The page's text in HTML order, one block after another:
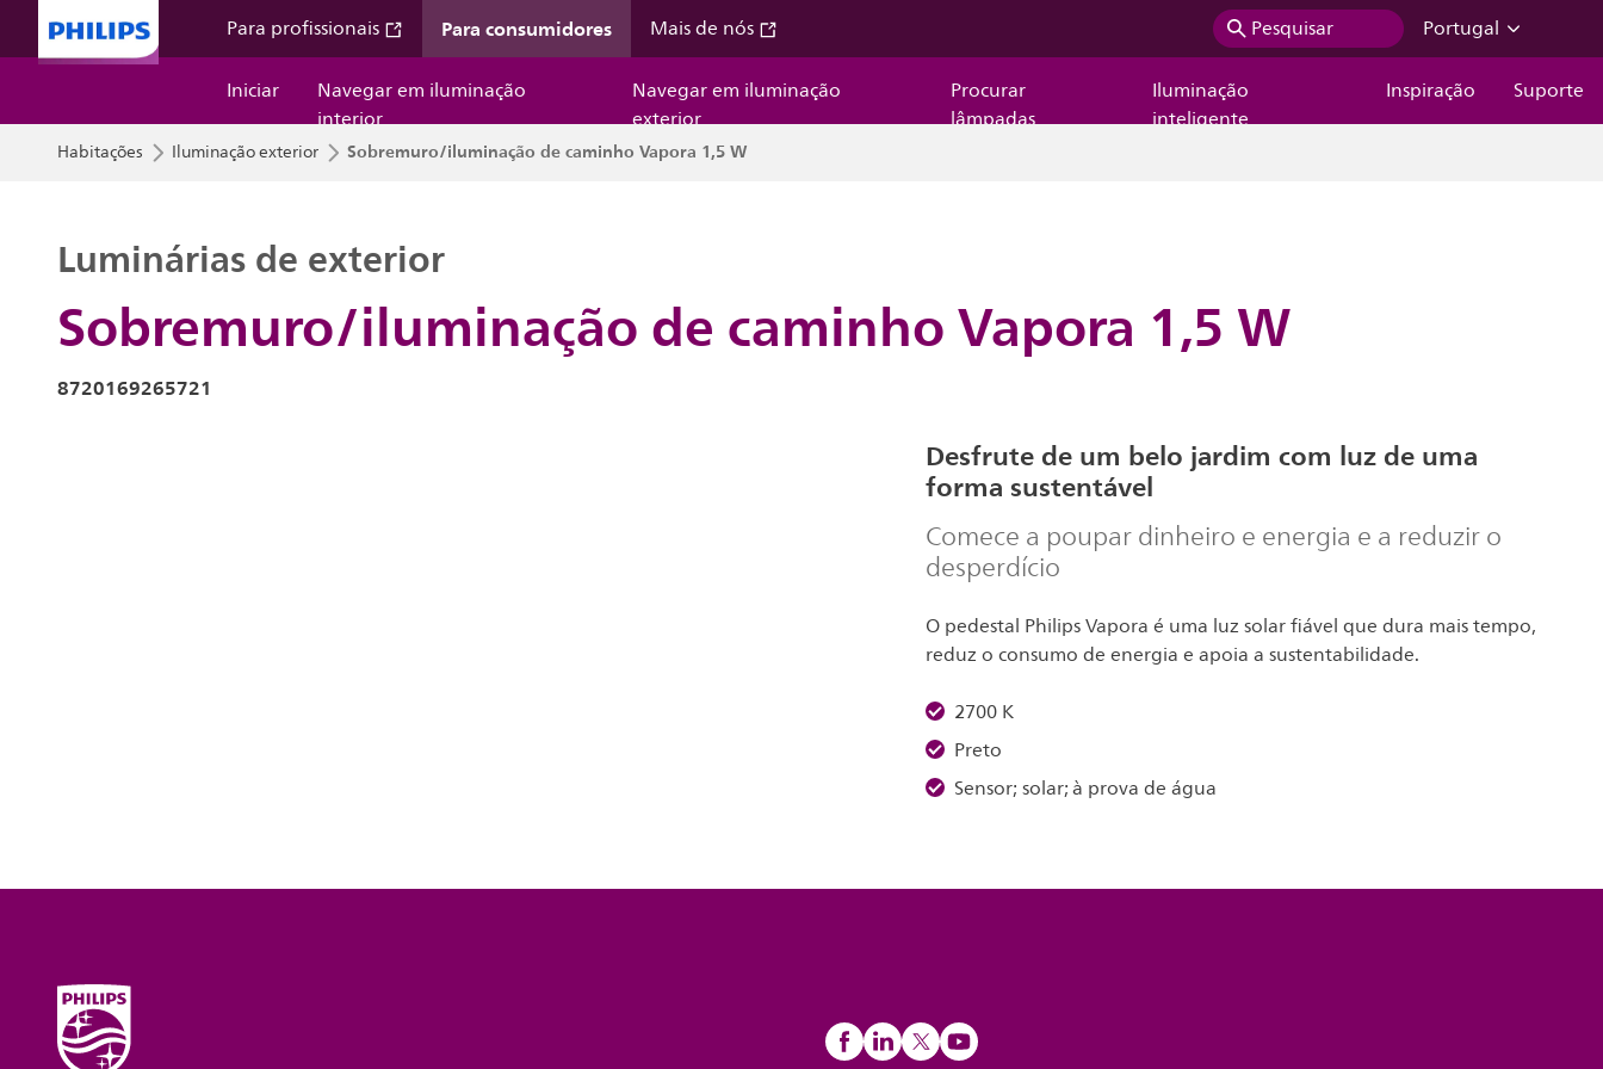
Para profissionais Para consumidores Mais de nós Pesquisar
Portugal
Iniciar
Navegar em iluminação
interior
Navegar em iluminação
exterior
Procurar
lâmpadas
Iluminação
inteligente
Inspiração Suporte
Habitações Iluminação exterior Sobremuro/iluminação de caminho Vapora 1,5 W
Sobremuro/iluminação de caminho Vapora 1,5 W
Luminárias de exterior
8720169265721
Desfrute de um belo jardim com luz de uma
forma sustentável
Comece a poupar dinheiro e energia e a reduzir o
desperdício
O pedestal Philips Vapora é uma luz solar fiável que dura mais tempo,
reduz o consumo de energia e apoia a sustentabilidade.
2700 K
Preto
Sensor; solar; à prova de água